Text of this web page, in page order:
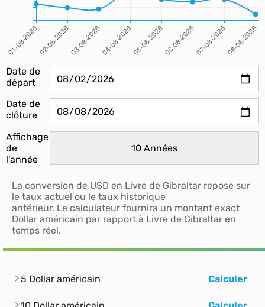
Date de
départ
Date de
clôture
Affichage
de
l'année
La conversion de USD en Livre de Gibraltar repose sur
le taux actuel ou le taux historique
antérieur. Le calculateur fournira un montant exact
Dollar américain par rapport à Livre de Gibraltar en
temps réel.
5 Dollar américain Calculer